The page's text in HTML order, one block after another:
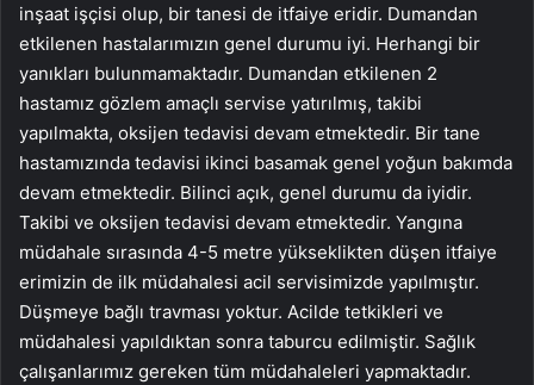
inşaat işçisi olup, bir tanesi de itfaiye eridir. Dumandan
etkilenen hastalarımızın genel durumu iyi. Herhangi bir
yanıkları bulunmamaktadır. Dumandan etkilenen 2
hastamız gözlem amaçlı servise yatırılmış, takibi
yapılmakta, oksijen tedavisi devam etmektedir. Bir tane
hastamızında tedavisi ikinci basamak genel yoğun bakımda
devam etmektedir. Bilinci açık, genel durumu da iyidir.
Takibi ve oksijen tedavisi devam etmektedir. Yangına
müdahale sırasında 4-5 metre yükseklikten düşen itfaiye
erimizin de ilk müdahalesi acil servisimizde yapılmıştır.
Düşmeye bağlı travması yoktur. Acilde tetkikleri ve
müdahalesi yapıldıktan sonra taburcu edilmiştir. Sağlık
çalışanlarımız gereken tüm müdahaleleri yapmaktadır.